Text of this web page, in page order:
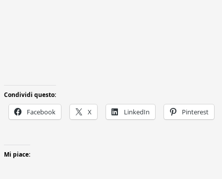
Condividi questo:
Facebook X LinkedIn Pinterest
Mi piace: